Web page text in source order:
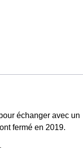
échanger avec un
fermé en 2019.